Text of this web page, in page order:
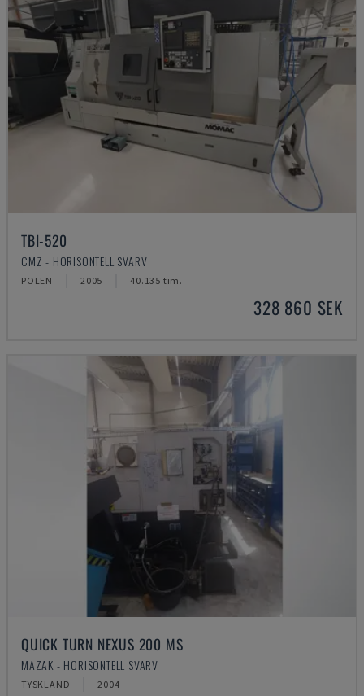
TBI-520
CMZ - HORISONTELL SVARV
POLEN 2005 40.135 tim.
328 860 SEK
QUICK TURN NEXUS 200 MS
MAZAK - HORISONTELL SVARV
TYSKLAND 2004